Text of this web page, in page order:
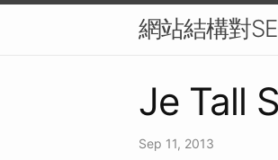
網站結構對
Je Tall
Sep 11, 2013